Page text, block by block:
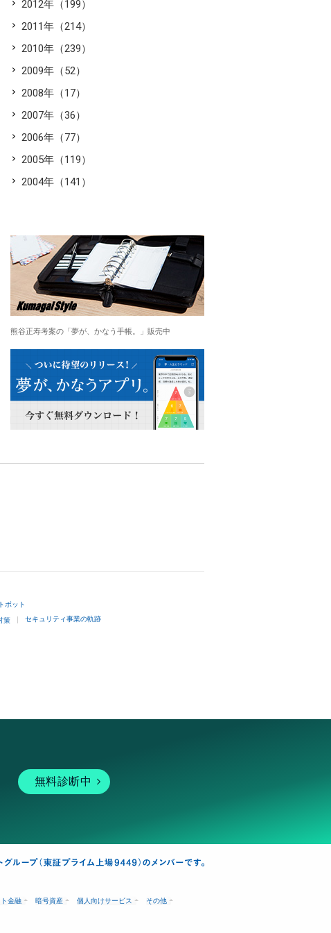
2012年（199）
2011年（214）
2010年（239）
2009年（52）
2008年（17）
2007年（36）
2006年（77）
2005年（119）
2004年（141）
熊谷正寿考案の「夢が、かなう手帳。」販売中
ボット
策 セキュリティ事業の軌跡
無料診断中
金融 暗号資産 個人向けサービス その他